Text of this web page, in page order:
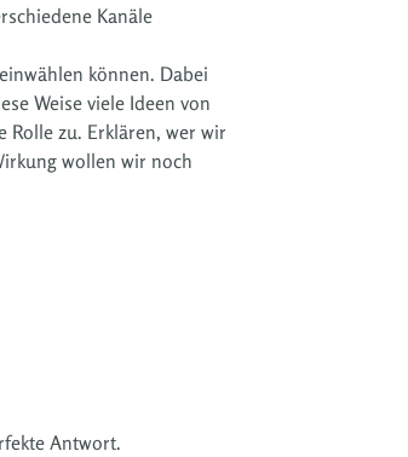
Kanäle
können. Dabei
Weise viele Ideen von
zu. Erklären, wer wir
wollen wir noch
Antwort.